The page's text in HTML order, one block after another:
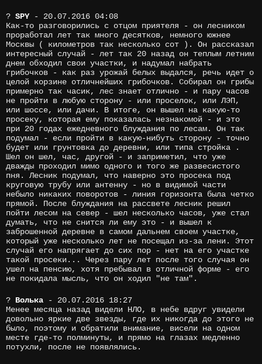
? SPY- 20.07.2016 04:08
Как-то разговорились с отцом приятеля - он лесником
проработал лет так много десятков, немного южнее
Москвы ( километров так несколько сот ). Он рассказал
интересный случай - лет так 20 назад он теплым летним
днем обходил свои участки, и надумал набрать
грибочков - как раз урожай белых выдался, речь идет о
целой корзине отличнейших грибочков. Собирал он грибы
примерно так часик, лес знает отлично - и пару часов
не пройти в любую сторону - или проселок, или ЛЭП,
или шоссе, или дачи. В итоге, он вышел на какую-то
просеку, которая ему показалась незнакомой - и это
при 20 годах ежедневного блуждания по лесам. Он так
подумал - если пройти в какую-нибуть сторону - точно
будет или грунтовка до деревни, или типа стройка .
Шел он шел, час, другой - и заприметил, что уже
дважды проходил мимо одного и того же развесистого
пня. Лесник подумал, что наверно это просека под
круговую трубу или антенну - но в видимой части
небыло никаких поворотов - линия горизонта была четко
прямой. После блуждания на рассвете лесник решил
пойти лесом на север - шел несколько часов, уже стал
думать, что не снится ли ему это - и вышел к
заброшенной деревне в самом дальнем своем участке,
который уже несколько лет не посещал из-за лени. Этот
случай его напрягает до сих пор - нет на его участке
такой просеки... Через пару лет после того случая он
ушел на пенсию, хотя пребывал в отличной форме - его
не покидала мысль, что он ходил "не там".
? Волька - 20.07.2016 18:27
Менее месяца назад видели НЛО, в небе вдруг увидели
довольно яркие две звезды, где их никогда до этого не
было, поэтому и обратили внимание, висели на одном
месте где-то полминуты, и прямо на глазах медленно
потухли, после не появлялись.